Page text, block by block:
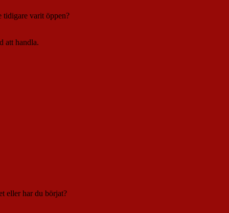
tidigare varit öppen?
att handla.
eller har du börjat?